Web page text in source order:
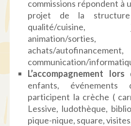
commissions répondent à
projet de la structure
qualité/cuisine,
animation/sorties,
achats/autofinancement,
communication/
L’accompagnement
lors
enfants, événements
participent la crèche (
Lessive, ludothèque,
pique-nique, square,